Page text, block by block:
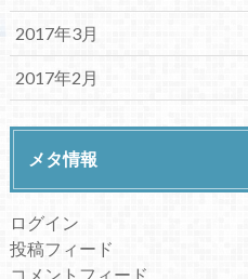
2017年3月
2017年2月
メタ情報
ログイン
投稿フィード
コメントフィード